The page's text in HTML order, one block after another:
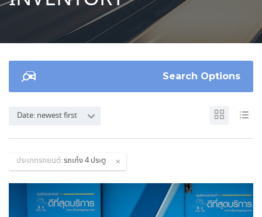
Search Options
Date: newest first
ประเภทรถยนต์:รถเก๋ง 4 ประตู